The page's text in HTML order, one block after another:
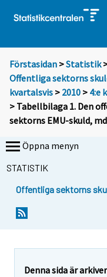
Förstasidan >Statistik
Offentliga sektorns
kvartalsvis > 2010 > 4:e
> Tabellbilaga 1. Den
sektorns EMU-skuld,
Öppna menyn
STATISTIK
Offentliga sektorns
Denna sida är